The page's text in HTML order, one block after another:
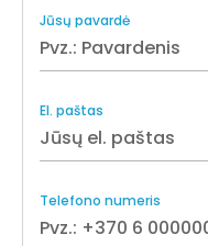
Jūsų pavardė
El. paštas
Telefono numeris